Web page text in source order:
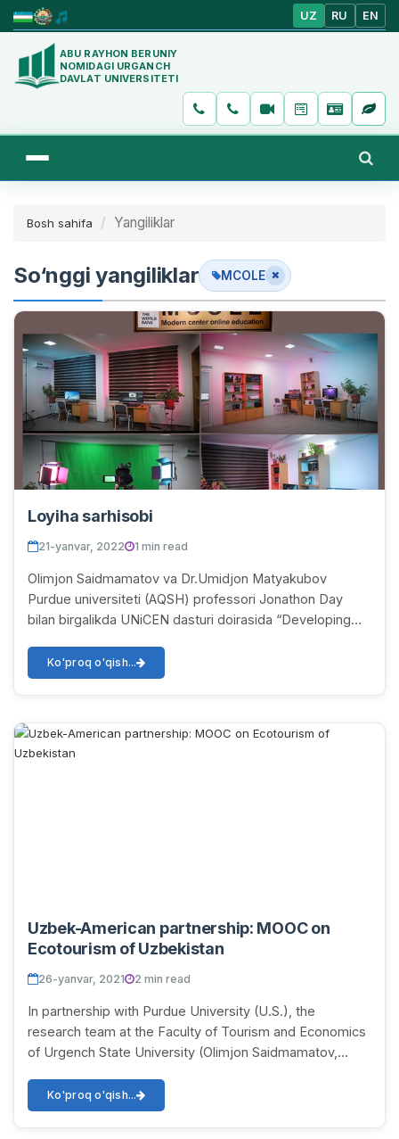
UZ RU EN
ABU RAYHON BERUNIY
NOMIDAGI URGANCH
DAVLAT UNIVERSITETI
Bosh sahifa Yangiliklar
So‘nggi yangiliklar MCOLE
Loyiha sarhisobi
21-yanvar, 2022 1 min read
Olimjon Saidmamatov va Dr.Umidjon Matyakubov
Purdue universiteti (AQSH) professori Jonathon Day
bilan birgalikda UNiCEN dasturi doirasida “Developing
Ko'proq o'qish...
Uzbek-American partnership: MOOC on
Ecotourism of Uzbekistan
26-yanvar, 2021 2 min read
In partnership with Purdue University (U.S.), the
research team at the Faculty of Tourism and Economics
of Urgench State University (Olimjon Saidmamatov,
Ko'proq o'qish...